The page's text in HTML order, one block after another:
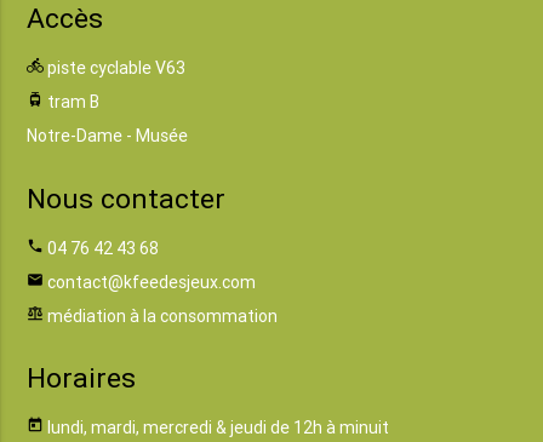
Accès
directions_bike piste cyclable V63
tram tram B
Notre-Dame - Musée
Nous contacter
phone 04 76 42 43 68
email contact@kfeedesjeux.com
balance médiation à la consommation
Horaires
today lundi, mardi, mercredi & jeudi de 12h à minuit